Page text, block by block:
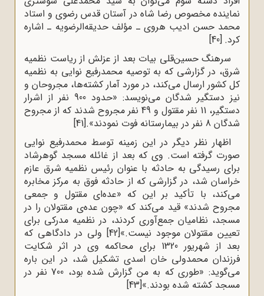
نماینده مخصوص رضا شاه در آستان قدس رضوی و استاد
محمد حسن ادیب هروى ـ مؤلف حدیقه‌الرضویه ـ اشاره
کرد. [40]
سرهنگ حسین‌قلی بیات بعد از عزلش از ریاست نظمیه‌
شرق، در گزارشى که به توصیه‌ محمدرفیع نوایى به نظمیه‌
کل کشور ارسال می‌کند، در مورد آمار کشته‌ها، مجروحان و
نیز دستگیر شدگان می‌نویسد: «حدود 900 نفر از اشرار
دستگیر، 11 نفر مقتول و 49 نفر مجروح شدند که از مجروح
‌شدگان 8 نفر در بیمارستانه فوت نمودند».
[41]
اظهار نظر دیگر در این زمینه توسط محمدرفیع نوایى
صورت گرفته است. وى که بعد از غائله‌ مسجد گوهرشاد
براى رسیدگى به حادثه با عنوان رئیس نظمیه‌ شرق عازم
خراسان شد، در گزارشى که از حادثه فوق به مرکز مخابره
مى‌کند، با تأکید بر این ‌که «عده‌اى مقتول و جمعى
مجروح شدند» قید مى‌کند که «چون عده‌ى مقتولان را در
مسجد، نظامیان جمع‌آورى کردند، در نظمیه مدرکى براى
تعیین مقتولان موجود نیست.»[42] ولى در دادگاهى که
بعد از شهریور 1320 براى محاکمه‌ وى در اثر شکایت
فرزندان محمدولى خان اسدى تشکیل شد، در این باره
مى‌گوید: «طورى که به من گزارش شده بود، 700 نفر در
مسجد کشته شده بودند.»[43]